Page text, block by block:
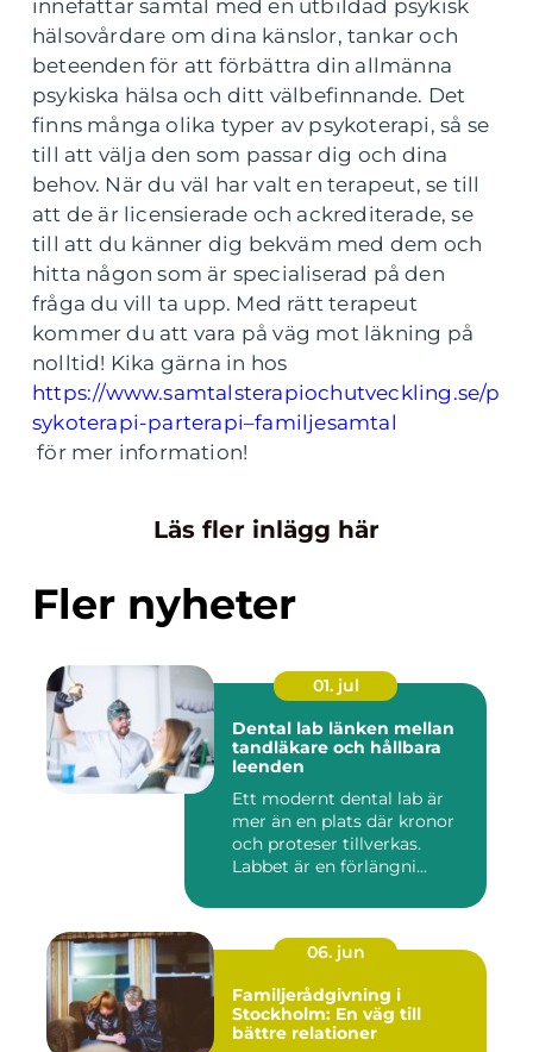
innefattar samtal med en utbildad psykisk
hälsovårdare om dina känslor, tankar och
beteenden för att förbättra din allmänna
psykiska hälsa och ditt välbefinnande. Det
finns många olika typer av psykoterapi, så se
till att välja den som passar dig och dina
behov. När du väl har valt en terapeut, se till
att de är licensierade och ackrediterade, se
till att du känner dig bekväm med dem och
hitta någon som är specialiserad på den
fråga du vill ta upp. Med rätt terapeut
kommer du att vara på väg mot läkning på
nolltid! Kika gärna in hos
https://www.samtalsterapiochutveckling.se/p
sykoterapi-parterapi–familjesamtal
för mer information!
Läs fler inlägg här
Fler nyheter
01. jul
Dental lab länken mellan
tandläkare och hållbara
leenden
Ett modernt dental lab är
mer än en plats där kronor
och proteser tillverkas.
Labbet är en förlängni...
06. jun
Familjerådgivning i
Stockholm: En väg till
bättre relationer